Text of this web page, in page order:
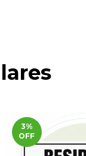
3%
OFF